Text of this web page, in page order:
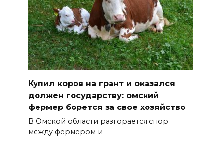
Купил коров на грант и оказался
должен государству: омский
фермер борется за свое хозяйство
В Омской области разгорается спор
между фермером и